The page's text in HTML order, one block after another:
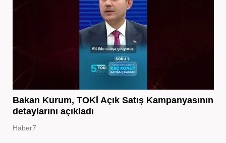
Bakan Kurum, TOKİ Açık Satış Kampanyasının
detaylarını açıkladı
Haber7